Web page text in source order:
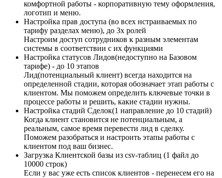
комфортной работы - корпоративную тему оформления,
логотип и меню.
Настройка прав доступа (во всех нстраиваемых по
тарифу разделах меню), до 3х ролей
Настроим доступ сотрудников к разным элементам
системы в соответствии с их функциями
Настройка статусов Лидов(недоступно на Базовом
тарифе) - до 10 этапов
Лид(потенциальный клиент) всегда находится на
определенной стадии, которая обозначает этап работы с
клиентом. Мы поможем определить ключевые точки в
процессе работы и решить, какие стадии нужны.
Настройка стадий Сделок(1 направление до 10 стадий)
Когда клиент становится не потенциальным, а
реальным, самое время перевести лид в сделку.
Поможем разобраться и настроить этапы работы с
клиентом под ваш бизнес.
Загрузка Клиентской базы из csv-таблиц (1 файл до
10000 строк)
Если у вас уже есть список клиентов - перенесем его на